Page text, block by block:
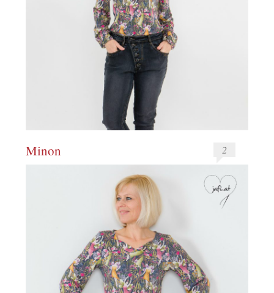
Minon 2